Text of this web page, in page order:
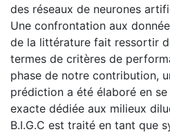
des réseaux de neurones
Une confrontation aux
de la littérature fait ressortir
termes de critères de
phase de notre contribution,
prédiction a été élaboré en
exacte dédiée aux milieux
B.I.G.C est traité en tant que